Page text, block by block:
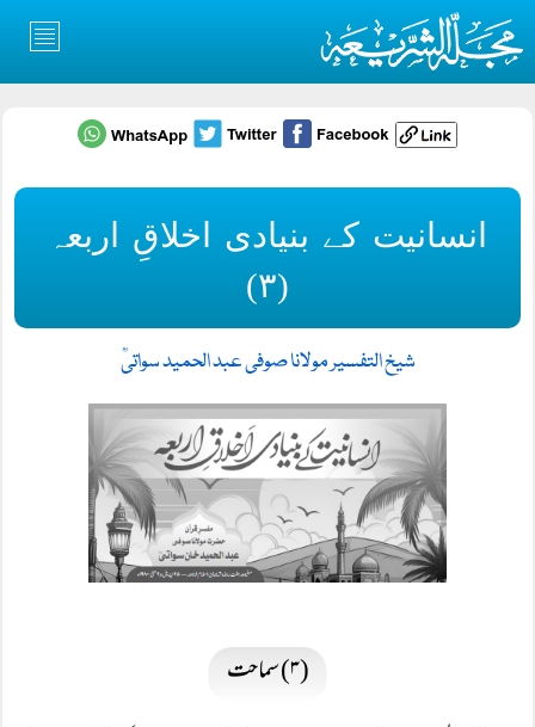
انسانیت کے بنیادی اخلاقِ اربعہ
(۳)
شیخ التفسیر مولانا صوفی عبد الحمید سواتیؒ
(۳) سماحت